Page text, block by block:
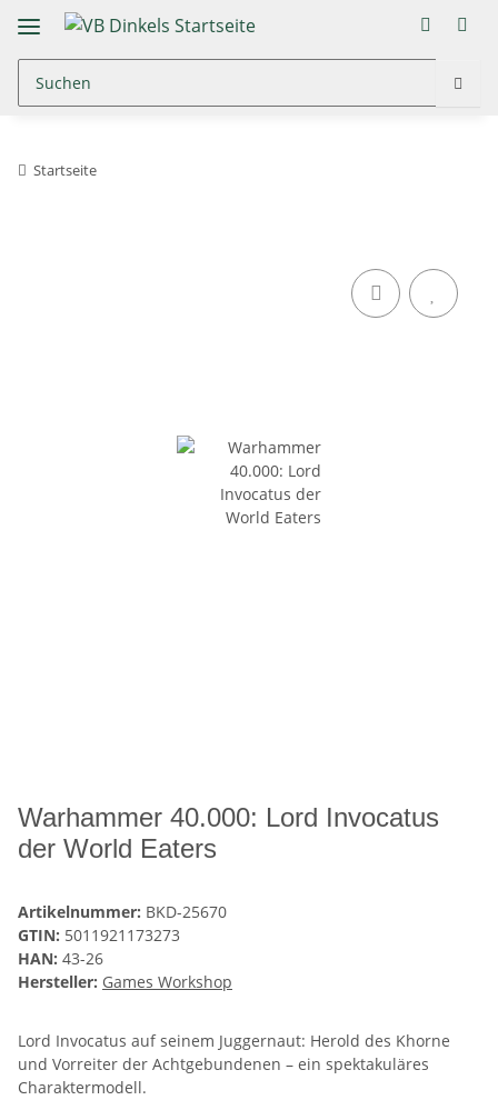
Startseite
Warhammer 40.000: Lord Invocatus
der World Eaters
Artikelnummer: BKD-25670
GTIN: 5011921173273
HAN: 43-26
Hersteller: Games Workshop
Lord Invocatus auf seinem Juggernaut: Herold des Khorne
und Vorreiter der Achtgebundenen – ein spektakuläres
Charaktermodell.